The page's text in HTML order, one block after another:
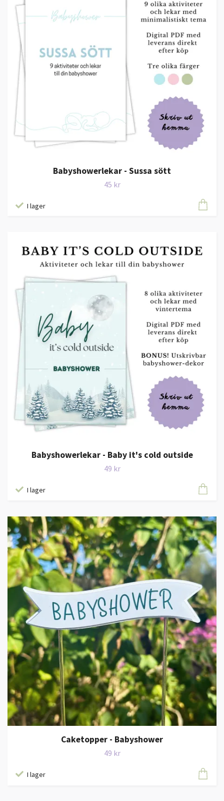
Babyshowerlekar - Sussa sött
45 kr
I lager
Babyshowerlekar - Baby it's cold outside
49 kr
I lager
Caketopper - Babyshower
49 kr
I lager